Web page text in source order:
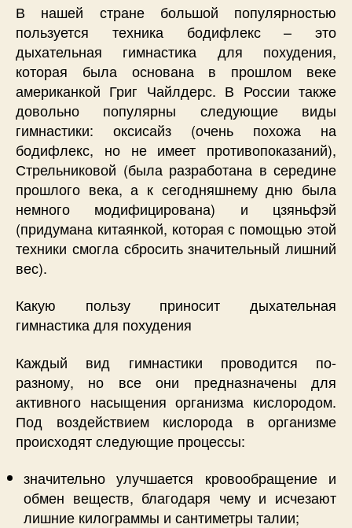
В нашей стране большой популярностью
пользуется техника бодифлекс – это
дыхательная гимнастика для похудения,
которая была основана в прошлом веке
американкой Григ Чайлдерс. В России также
довольно популярны следующие виды
гимнастики: оксисайз (очень похожа на
бодифлекс, но не имеет противопоказаний),
Стрельниковой (была разработана в середине
прошлого века, а к сегодняшнему дню была
немного модифицирована) и цзяньфэй
(придумана китаянкой, которая с помощью этой
техники смогла сбросить значительный лишний
вес).
Какую пользу приносит дыхательная
гимнастика для похудения
Каждый вид гимнастики проводится по-
разному, но все они предназначены для
активного насыщения организма кислородом.
Под воздействием кислорода в организме
происходят следующие процессы:
значительно улучшается кровообращение и
обмен веществ, благодаря чему и исчезают
лишние килограммы и сантиметры талии;